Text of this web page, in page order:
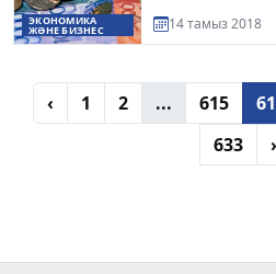
ЭКОНОМИКА
ЖӘНЕ БИЗНЕС 14 тамыз 2018
‹ 1 2 ... 615
633
›